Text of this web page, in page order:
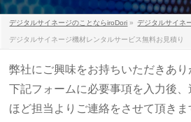
デジタルサイネージのことならiroDori » デジタルサイネ
デジタルサイネージ機材レンタルサービス無料お見積り
弊社にご興味をお持ちいただきあり
下記フォームに必要事項を入力後
ほど担当よりご連絡をさせて頂きま